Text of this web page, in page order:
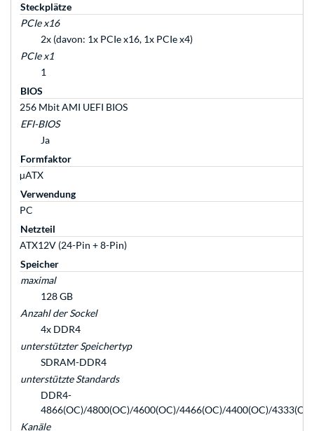
Steckplätze
PCIe x16
2x (davon: 1x PCIe x16, 1x PCIe x4)
PCIe x1
1
BIOS
256 Mbit AMI UEFI BIOS
EFI-BIOS
Ja
Formfaktor
µATX
Verwendung
PC
Netzteil
ATX12V (24-Pin + 8-Pin)
Speicher
maximal
128 GB
Anzahl der Sockel
4x DDR4
unterstützter Speichertyp
SDRAM-DDR4
unterstützte Standards
DDR4-
4866(OC)/4800(OC)/4600(OC)/4466(OC)/4400(OC)/
Kanäle